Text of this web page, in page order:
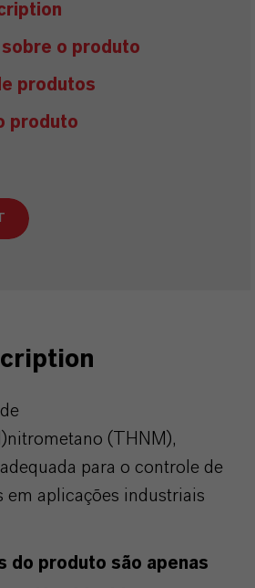
sobre o produto
produtos
produto
(THNM),
para o controle de
em aplicações industriais
do produto são apenas